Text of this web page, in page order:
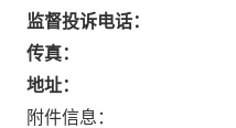
监督投诉电话：
传真：
地址：
附件信息：